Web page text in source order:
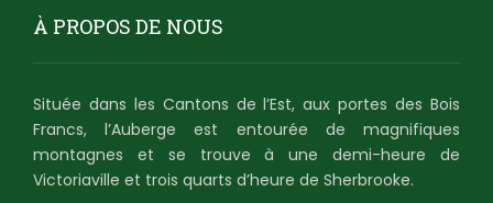
À PROPOS DE NOUS
Située dans les Cantons de l’Est, aux portes des Bois
Francs, l’Auberge est entourée de magnifiques
montagnes et se trouve à une demi-heure de
Victoriaville et trois quarts d’heure de Sherbrooke.